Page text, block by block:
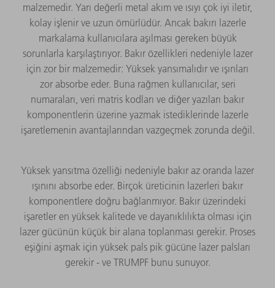
malzemedir. Yarı değerli metal akım ve ısıyı çok iyi iletir,
kolay işlenir ve uzun ömürlüdür. Ancak bakırı lazerle
markalama kullanıcılara aşılması gereken büyük
sorunlarla karşılaştırıyor. Bakır özellikleri nedeniyle lazer
için zor bir malzemedir: Yüksek yansımalıdır ve ışınları
zor absorbe eder. Buna rağmen kullanıcılar, seri
numaraları, veri matris kodları ve diğer yazıları bakır
komponentlerin üzerine yazmak istediklerinde lazerle
işaretlemenin avantajlarından vazgeçmek zorunda değil.
Yüksek yansıtma özelliği nedeniyle bakır az oranda lazer
ışınını absorbe eder. Birçok üreticinin lazerleri bakır
komponentlere doğru bağlanmıyor. Bakır üzerindeki
işaretler en yüksek kalitede ve dayanıklılıkta olması için
lazer gücünün küçük bir alana toplanması gerekir. Proses
eşiğini aşmak için yüksek pals pik gücüne lazer palsları
gerekir - ve TRUMPF bunu sunuyor.